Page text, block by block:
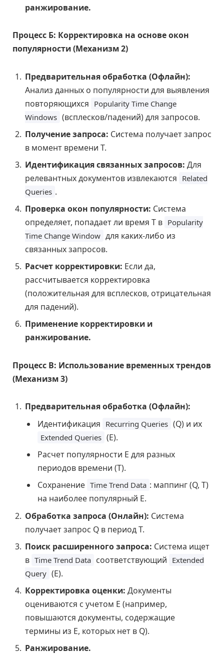
ранжирование.
Процесс Б: Корректировка на основе окон
популярности (Механизм 2)
Предварительная обработка (Офлайн):
Анализ данных о популярности для выявления
повторяющихся Popularity Time Change
Windows (всплесков/падений) для запросов.
Получение запроса: Система получает запрос
в момент времени T.
Идентификация связанных запросов: Для
релевантных документов извлекаются Related
Queries .
Проверка окон популярности: Система
определяет, попадает ли время T в Popularity
Time Change Window для каких-либо из
связанных запросов.
Расчет корректировки: Если да,
рассчитывается корректировка
(положительная для всплесков, отрицательная
для падений).
Применение корректировки и
ранжирование.
Процесс В: Использование временных трендов
(Механизм 3)
Предварительная обработка (Офлайн):
Идентификация Recurring Queries (Q) и их
Extended Queries (E).
Расчет популярности E для разных
периодов времени (T).
Сохранение Time Trend Data : маппинг (Q, T)
на наиболее популярный E.
Обработка запроса (Онлайн): Система
получает запрос Q в период T.
Поиск расширенного запроса: Система ищет
в Time Trend Data соответствующий Extended
Query (E).
Корректировка оценки: Документы
оцениваются с учетом E (например,
повышаются документы, содержащие
термины из E, которых нет в Q).
Ранжирование.